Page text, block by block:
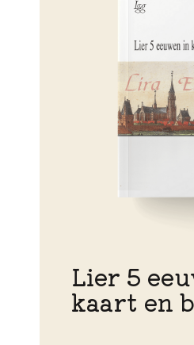
Lier 5
kaart en